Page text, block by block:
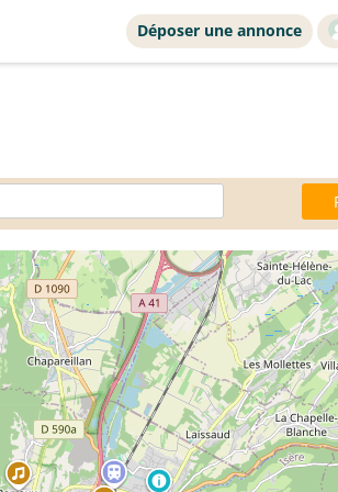
Déposer une annonce